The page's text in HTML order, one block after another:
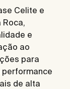
Celite e
Roca,
e
ao
para
performance
de alta